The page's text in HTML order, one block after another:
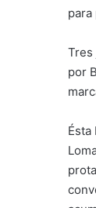
para
Tres
por
Ésta